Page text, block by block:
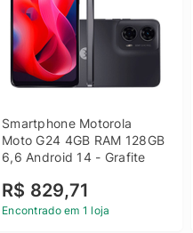
Smartphone Motorola
Moto G24 4GB RAM 128GB
6,6 Android 14 - Grafite
R$ 829,71
Encontrado em 1 loja